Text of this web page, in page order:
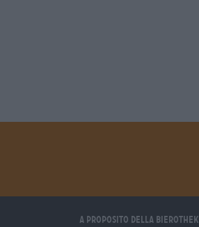
A proposito della Bierothek